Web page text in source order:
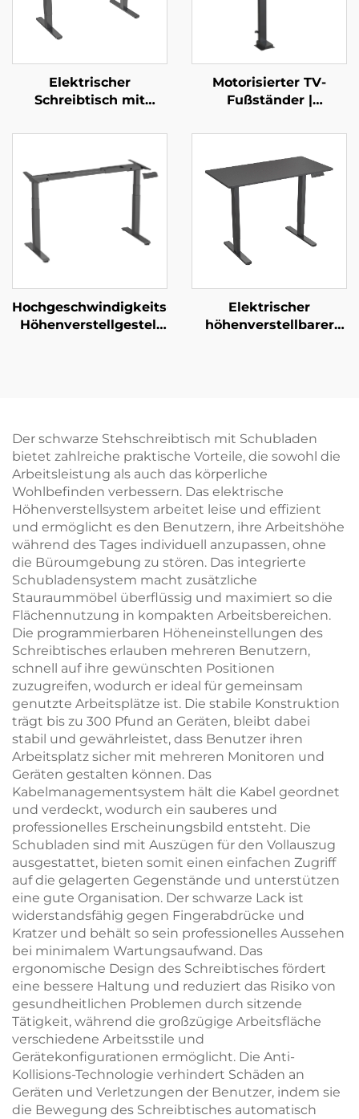
Elektrischer
Schreibtisch mit
höhenverstellbar und
V-MOUNTS JSD2-01
Motorisierter TV-
Fußständer |
gesteuerter Teleskop-
Mount für 37–65“-
Bildschirme mit
Höhenspeicher &
Mehrstufiger
Verstellung | V-
MOUNTS VM-TC002
Hochgeschwindigkeits-
Höhenverstellgestell
80mm/s – V-MOUNTS
JSD2-01-Z-Q
Elektrischer
höhenverstellbarer
Der schwarze Stehschreibtisch mit Schubladen
bietet zahlreiche praktische Vorteile, die sowohl die
Arbeitsleistung als auch das körperliche
Wohlbefinden verbessern. Das elektrische
Höhenverstellsystem arbeitet leise und effizient
und ermöglicht es den Benutzern, ihre Arbeitshöhe
während des Tages individuell anzupassen, ohne
die Büroumgebung zu stören. Das integrierte
Schubladensystem macht zusätzliche
Stauraummöbel überflüssig und maximiert so die
Flächennutzung in kompakten Arbeitsbereichen.
Die programmierbaren Höheneinstellungen des
Schreibtisches erlauben mehreren Benutzern,
schnell auf ihre gewünschten Positionen
zuzugreifen, wodurch er ideal für gemeinsam
genutzte Arbeitsplätze ist. Die stabile Konstruktion
trägt bis zu 300 Pfund an Geräten, bleibt dabei
stabil und gewährleistet, dass Benutzer ihren
Arbeitsplatz sicher mit mehreren Monitoren und
Geräten gestalten können. Das
Kabelmanagementsystem hält die Kabel geordnet
und verdeckt, wodurch ein sauberes und
professionelles Erscheinungsbild entsteht. Die
Schubladen sind mit Auszügen für den Vollauszug
ausgestattet, bieten somit einen einfachen Zugriff
auf die gelagerten Gegenstände und unterstützen
eine gute Organisation. Der schwarze Lack ist
widerstandsfähig gegen Fingerabdrücke und
Kratzer und behält so sein professionelles Aussehen
bei minimalem Wartungsaufwand. Das
ergonomische Design des Schreibtisches fördert
eine bessere Haltung und reduziert das Risiko von
gesundheitlichen Problemen durch sitzende
Tätigkeit, während die großzügige Arbeitsfläche
verschiedene Arbeitsstile und
Gerätekonfigurationen ermöglicht. Die Anti-
Kollisions-Technologie verhindert Schäden an
Geräten und Verletzungen der Benutzer, indem sie
die Bewegung des Schreibtisches automatisch